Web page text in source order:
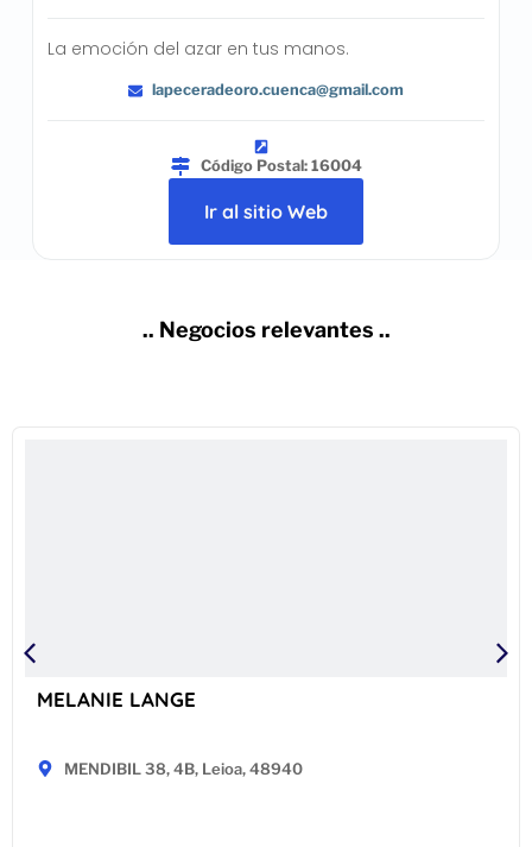
La emoción del azar en tus manos.
lapeceradeoro.cuenca@gmail.com
Código Postal: 16004
Ir al sitio Web
.. Negocios relevantes ..
MELANIE LANGE
MENDIBIL 38, 4B, Leioa, 48940